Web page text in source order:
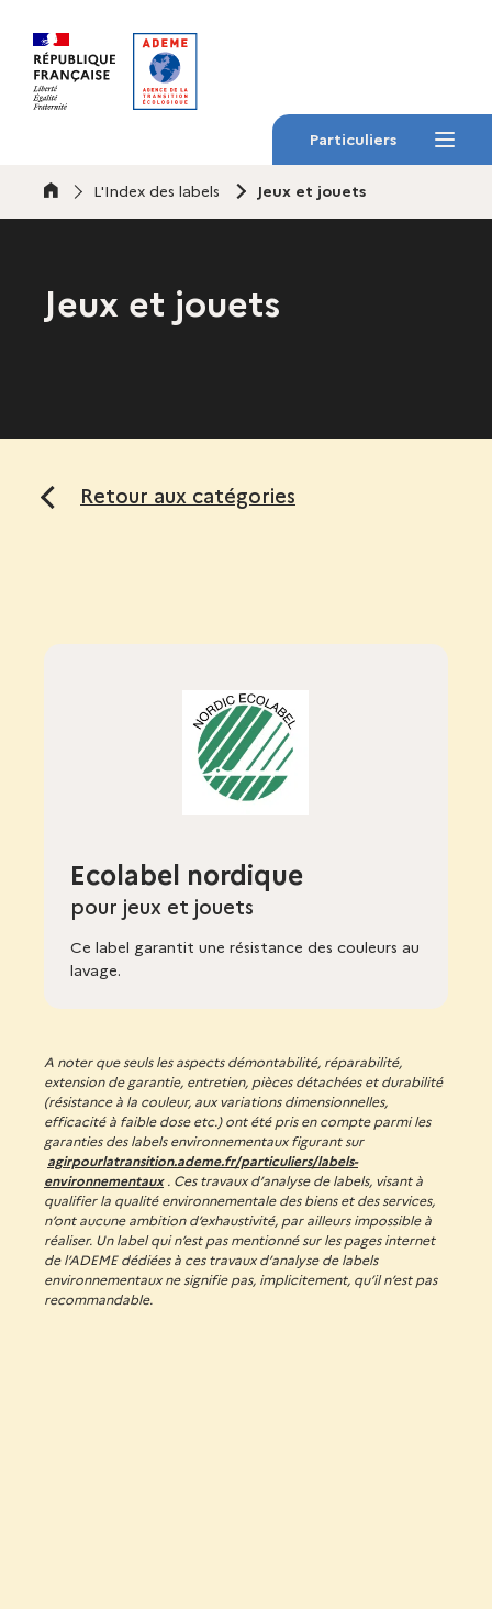
Particuliers
Menu
AccueilL'Index des labels Jeux et jouets
Jeux et jouets
Retour aux catégories
Ecolabel nordique
pour jeux et jouets
Ce label garantit une résistance des couleurs au
lavage.
A noter que seuls les aspects démontabilité, réparabilité,
extension de garantie, entretien, pièces détachées et durabilité
(résistance à la couleur, aux variations dimensionnelles,
efficacité à faible dose etc.) ont été pris en compte parmi les
garanties des labels environnementaux figurant sur
agirpourlatransition.ademe.fr/particuliers/labels-
environnementaux . Ces travaux d’analyse de labels, visant à
qualifier la qualité environnementale des biens et des services,
n’ont aucune ambition d’exhaustivité, par ailleurs impossible à
réaliser. Un label qui n’est pas mentionné sur les pages internet
de l’ADEME dédiées à ces travaux d’analyse de labels
environnementaux ne signifie pas, implicitement, qu’il n’est pas
recommandable.